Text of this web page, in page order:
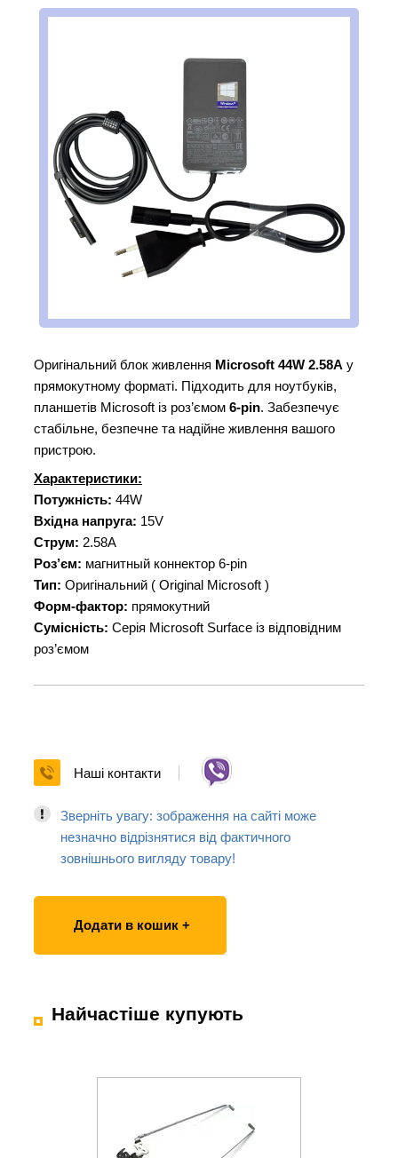
Оригінальний блок живлення Microsoft 44W 2.58A у
прямокутному форматі. Підходить для ноутбуків,
планшетів Microsoft із роз’ємом 6-pin. Забезпечує
стабільне, безпечне та надійне живлення вашого
пристрою.
Характеристики:
Потужність: 44W
Вхідна напруга: 15V
Струм: 2.58A
Роз’єм: магнитный коннектор 6-pin
Тип: Оригінальний ( Original Microsoft )
Форм-фактор: прямокутний
Сумісність: Серія Microsoft Surface із відповідним
роз’ємом
Наші контакти
Зверніть увагу: зображення на сайті може
незначно відрізнятися від фактичного
зовнішнього вигляду товару!
Додати в кошик +
Найчастіше купують